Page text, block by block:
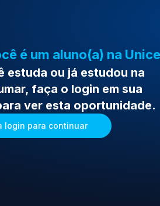
é um aluno(a) na
estuda ou já estudou na
faça o login em sua
ver esta oportunidade.
login para continuar